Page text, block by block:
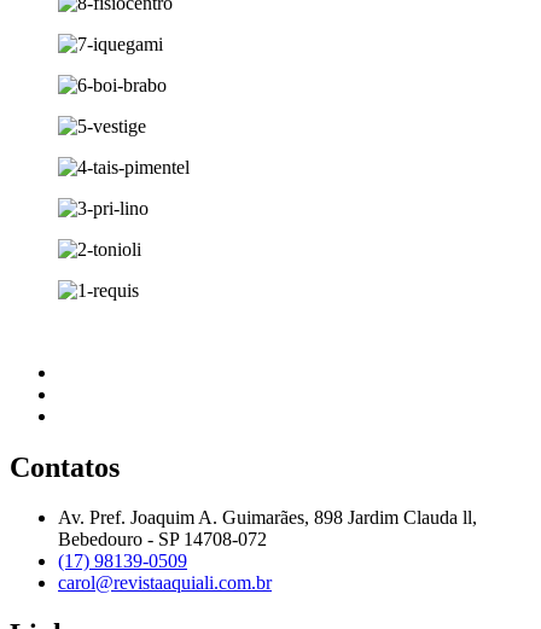
Contatos
Av. Pref. Joaquim A. Guimarães, 898 Jardim Clauda ll,
Bebedouro - SP 14708-072
(17) 98139-0509
carol@revistaaquiali.com.br